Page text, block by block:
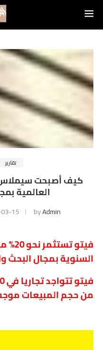
تقارير
كيف أصبحت سيملاس
العالمية
byAdmin
15
فيتو
السنوية بمجال البحث
من حجم المبيعات موجه